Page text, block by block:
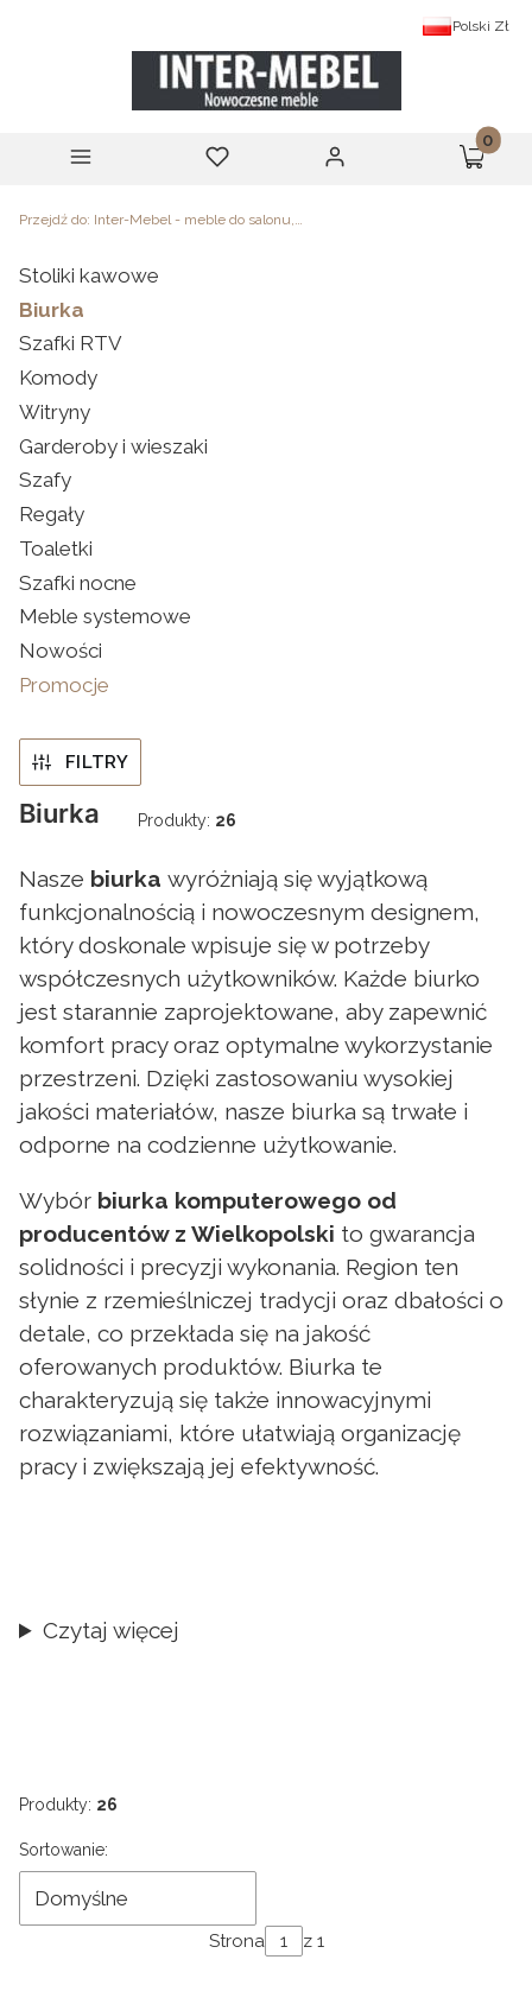
Polski Zł
Menu Ulubione Zaloguj się Koszyk
Przejdź do: Inter-Mebel - meble do salonu, sypialni i biura
Stoliki kawowe
Biurka
Szafki RTV
Komody
Witryny
Garderoby i wieszaki
Szafy
Regały
Toaletki
Szafki nocne
Meble systemowe
Nowości
Promocje
FILTRY
Biurka Produkty: 26
Nasze biurka wyróżniają się wyjątkową
funkcjonalnością i nowoczesnym designem,
który doskonale wpisuje się w potrzeby
współczesnych użytkowników. Każde biurko
jest starannie zaprojektowane, aby zapewnić
komfort pracy oraz optymalne wykorzystanie
przestrzeni. Dzięki zastosowaniu wysokiej
jakości materiałów, nasze biurka są trwałe i
odporne na codzienne użytkowanie.
Wybór biurka komputerowego od
producentów z Wielkopolski to gwarancja
solidności i precyzji wykonania. Region ten
słynie z rzemieślniczej tradycji oraz dbałości o
detale, co przekłada się na jakość
oferowanych produktów. Biurka te
charakteryzują się także innowacyjnymi
rozwiązaniami, które ułatwiają organizację
pracy i zwiększają jej efektywność.
Czytaj więcej
Produkty: 26
Lista produktów
Sortowanie:
Domyślne
Strona z 1